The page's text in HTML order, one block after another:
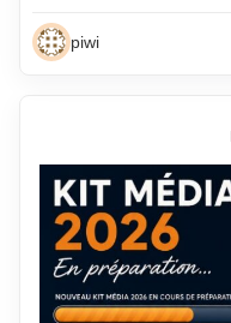
piwi